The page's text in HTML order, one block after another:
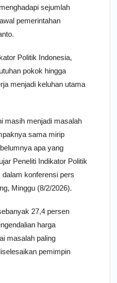
sejumlah
pemerintahan
Politik Indonesia,
pokok hingga
menjadi keluhan utama
masih menjadi masalah
sama mirip
apa yang
Peneliti Indikator Politik
konferensi pers
Minggu (8/2/2026).
27,4 persen
harga
masalah paling
pemimpin